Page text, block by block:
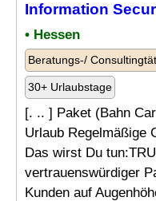
Information
• Hessen
Beratungs-/
30+ Urlaubstage
[. .. ] Paket (Bahn
Urlaub Regelmäßige
Das wirst Du
vertrauenswürdiger
Kunden auf